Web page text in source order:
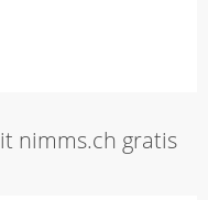
nimms.ch gratis